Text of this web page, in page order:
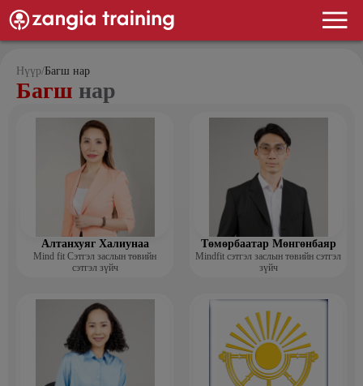
Нүүр/Багш нар
Багш нар
Алтанхуяг Халиунаа
Mind fit Сэтгэл заслын төвийн
сэтгэл зүйч
Төмөрбаатар Мөнгөнбаяр
Mindfit сэтгэл заслын төвийн сэтгэл
зүйч